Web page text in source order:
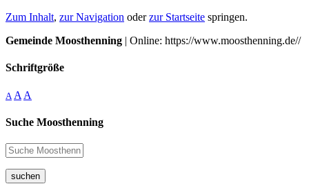
Zum Inhalt, zur Navigation oderzur Startseite springen.
Gemeinde Moosthenning | Online: https://www.moosthenning.de//
Schriftgröße
A A A
Suche Moosthenning
suchen